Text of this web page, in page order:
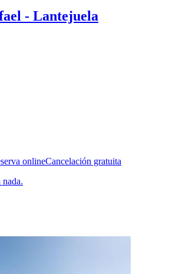
- Lantejuela
onlineCancelación gratuita
nada.